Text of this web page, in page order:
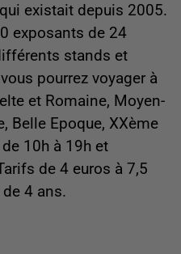
existait depuis 2005.
exposants de 24
stands et
pourrez voyager à
et Romaine, Moyen-
Belle Epoque, XXème
10h à 19h et
de 4 euros à 7,5
4 ans.